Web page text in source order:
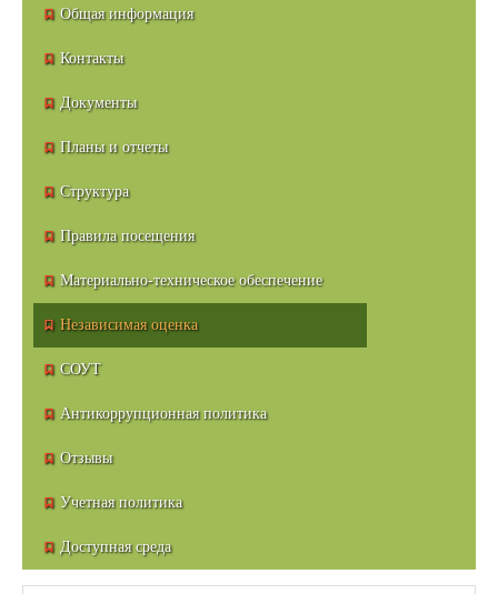
Общая информация
Контакты
Документы
Планы и отчеты
Структура
Правила посещения
Материально-техническое обеспечение
Независимая оценка
СОУТ
Антикоррупционная политика
Отзывы
Учетная политика
Доступная среда